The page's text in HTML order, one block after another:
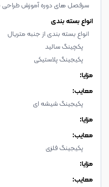
سرفصل های دوره آموزش طراحی
انواع بسته بندی
انواع بسته بندی از جنبه متریال
پکچینگ سالید
پکیجینگ پلاستیکی
مزایا:
معایب:
پکیجینگ شیشه ای
مزایا:
معایب:
پکیجینگ فلزی
مزایا:
معایب: